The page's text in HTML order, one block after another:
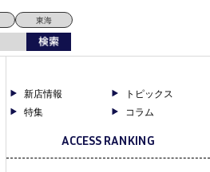
東海
新店情報
トピックス
特集
コラム
ACCESS RANKING